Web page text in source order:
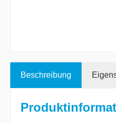
Beschreibung